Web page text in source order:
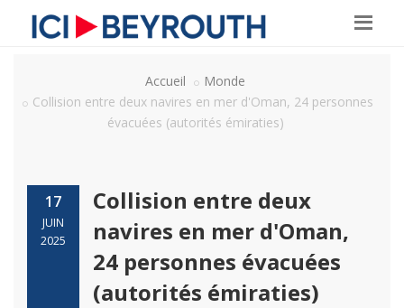
Accueil
Monde
Collision entre deux navires en mer d'Oman, 24 personnes
évacuées (autorités émiraties)
17
JUIN
2025
Collision entre deux
navires en mer d'Oman,
24 personnes évacuées
(autorités émiraties)